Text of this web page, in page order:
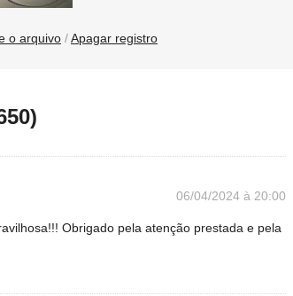
o arquivo /Apagar registro
06/04/2024 à 20:00
Obrigado pela atenção prestada e pela